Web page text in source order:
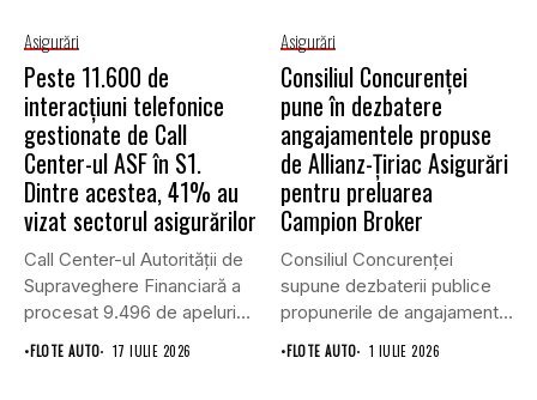
Asigurări
Peste 11.600 de
interacțiuni telefonice
gestionate de Call
Center-ul ASF în S1.
Dintre acestea, 41% au
vizat sectorul asigurărilor
Call Center-ul Autorității de
Supraveghere Financiară a
procesat 9.496 de apeluri
primite...
•FLOTE AUTO 17 IULIE 2026
Asigurări
Consiliul Concurenţei
pune în dezbatere
angajamentele propuse
de Allianz-Ţiriac Asigurări
pentru preluarea
Campion Broker
Consiliul Concurenţei
supune dezbaterii publice
propunerile de angajamente
formulate de Allianz-Ţiriac
•FLOTE AUTO 1 IULIE 2026